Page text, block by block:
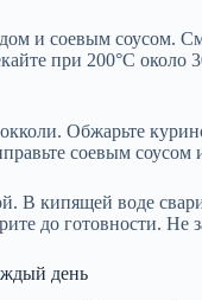
и соевым соусом.
при 200°C
Обжарьте
соевым
В кипящей воде
до готовности. Не
день